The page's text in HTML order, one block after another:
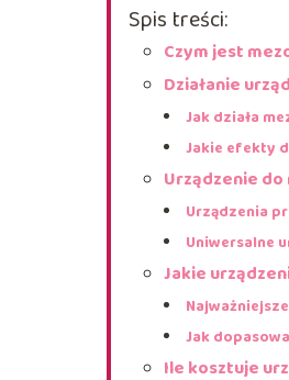
Spis treści:
Czym jest
Działanie
Jak działa
Jakie efekty
Urządzenie
Urządzenia
Uniwersalne
Jakie
Jak
Ile kosztuje